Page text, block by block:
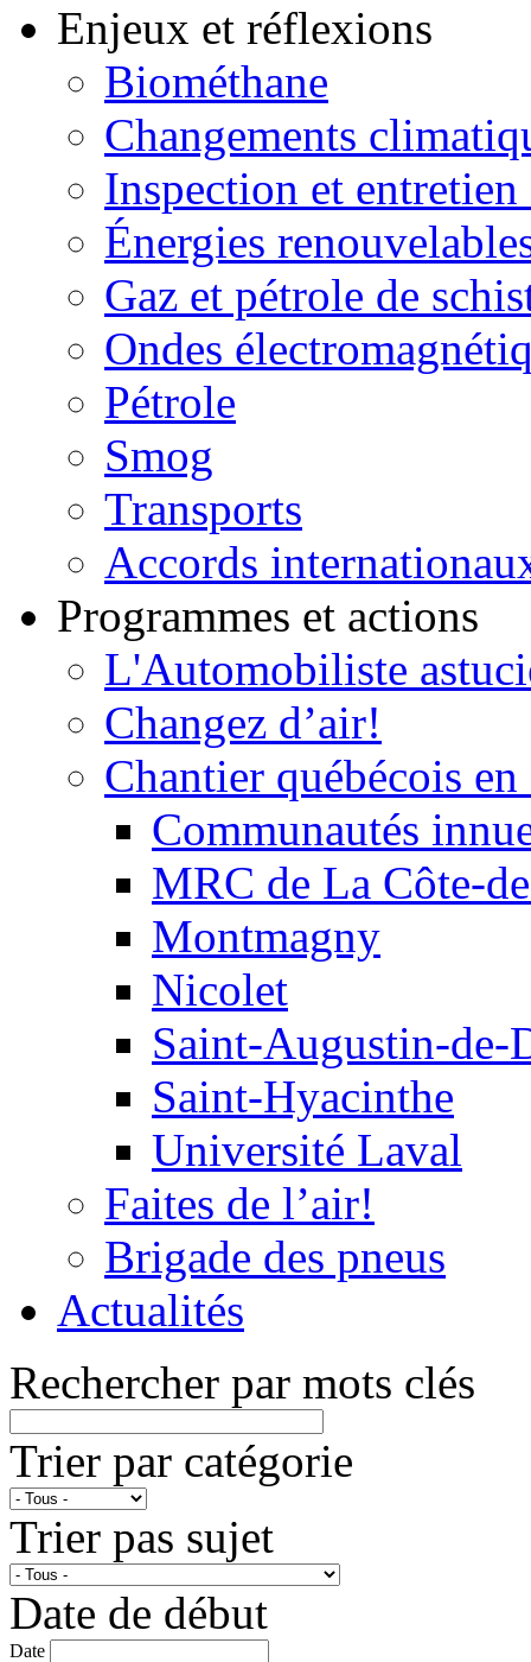
Enjeux et réflexions
Biométhane
Changements
Inspection et entretien
Énergies
Gaz et pétrole de
Ondes
Pétrole
Smog
Transports
Accords
Programmes et actions
L'Automobiliste
Changez d’air!
Chantier québécois
Communautés
MRC de La Côte-
Montmagny
Nicolet
Saint-Augustin-de-
Saint-Hyacinthe
Université Laval
Faites de l’air!
Brigade des pneus
Actualités
Rechercher par mots clés
Trier par catégorie
Trier pas sujet
Date de début
Date